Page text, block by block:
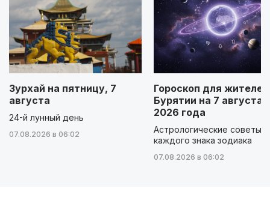
Зурхай на пятницу, 7
августа
24-й лунный день
07.08.2026 в 06:02
Гороскоп для жителей
Бурятии на 7 августа
2026 года
Астрологические советы
каждого знака зодиака
07.08.2026 в 06:02